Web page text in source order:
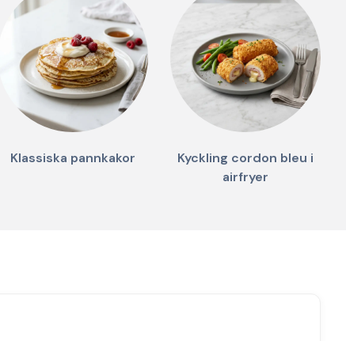
Klassiska pannkakor
Kyckling cordon bleu i
airfryer